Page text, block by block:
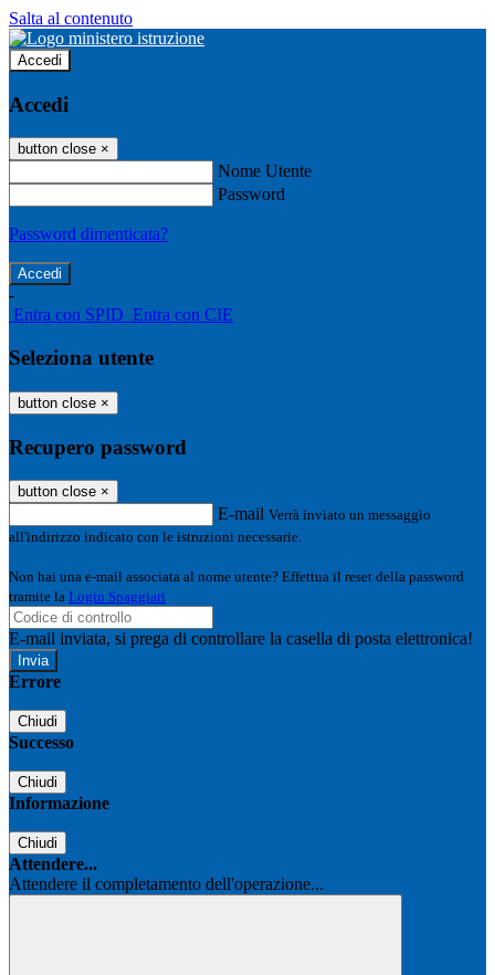
Salta al contenuto
Accedi
Accedi
button close ×
Nome Utente
Password
Password dimenticata?
-
Entra con SPID Entra con CIE
Seleziona utente
button close ×
Recupero password
button close ×
E-mail Verrà inviato un messaggio
all'indirizzo indicato con le istruzioni necessarie.
Non hai una e-mail associata al nome utente? Effettua il reset della password
tramite la Login Spaggiari
E-mail inviata, si prega di controllare la casella di posta elettronica!
Errore
Chiudi
Successo
Chiudi
Informazione
Chiudi
Attendere...
Attendere il completamento dell'operazione...